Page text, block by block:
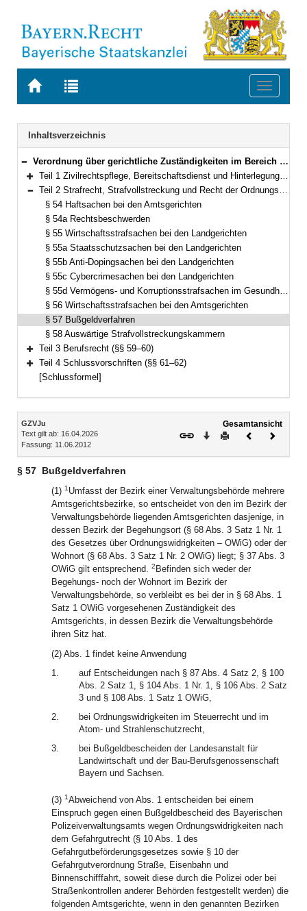
Zur
BAYERN.RECHT
Zur
letzten
Suche
Toggle
Navigation
Inhaltsverzeichnis
Bereich reduzieren
Verordnung über gerichtliche Zuständigkeiten im Bereich des Staatsministeriums der Justiz (Gerichtliche Zuständigkeitsverordnung Justiz – GZVJu) Vom 11. Juni 2012 (GVBl. S. 295) BayRS 300-3-1-J (§§ 1–62)
Bereich erweitern
Teil 1 Zivilrechtspflege, Bereitschaftsdienst und Hinterlegung (§§ 1–53)
Bereich reduzieren
Teil 2 Strafrecht, Strafvollstreckung und Recht der Ordnungswidrigkeiten (§§ 54–58)
§ 54 Haftsachen bei den Amtsgerichten
§ 54a Rechtsbeschwerden
§ 55 Wirtschaftsstrafsachen bei den Landgerichten
§ 55a Staatsschutzsachen bei den Landgerichten
§ 55b Anti-Dopingsachen bei den Landgerichten
§ 55c Cybercrimesachen bei den Landgerichten
§ 55d Vermögens- und Korruptionsstrafsachen im Gesundheitswesen bei den Landgerichten
§ 56 Wirtschaftsstrafsachen bei den Amtsgerichten
§ 57 Bußgeldverfahren
§ 58 Auswärtige Strafvollstreckungskammern
Bereich erweitern
Teil 3 Berufsrecht (§§ 59–60)
Bereich erweitern
Teil 4 Schlussvorschriften (§§ 61–62)
[Schlussformel]
Inhalt
GZVJu
Text gilt ab: 16.04.2026
Fassung: 11.06.2012
Gesamtansicht
Download
DruckenVorheriges
§ 57 Bußgeldverfahren
(1) 1Umfasst der Bezirk einer Verwaltungsbehörde mehrere
Amtsgerichtsbezirke, so entscheidet von den im Bezirk der
Verwaltungsbehörde liegenden Amtsgerichten dasjenige, in
dessen Bezirk der Begehungsort (§ 68 Abs. 3 Satz 1 Nr. 1
des Gesetzes über Ordnungswidrigkeiten – OWiG) oder der
Wohnort (§ 68 Abs. 3 Satz 1 Nr. 2 OWiG) liegt; § 37 Abs. 3
OWiG gilt entsprechend. 2 Befinden sich weder der
Begehungs- noch der Wohnort im Bezirk der
Verwaltungsbehörde, so verbleibt es bei der in § 68 Abs. 1
Satz 1 OWiG vorgesehenen Zuständigkeit des
Amtsgerichts, in dessen Bezirk die Verwaltungsbehörde
ihren Sitz hat.
(2) Abs. 1 findet keine Anwendung
1.
auf Entscheidungen nach § 87 Abs. 4 Satz 2, § 100
Abs. 2 Satz 1, § 104 Abs. 1 Nr. 1, § 106 Abs. 2 Satz
3 und § 108 Abs. 1 Satz 1 OWiG,
2.
bei Ordnungswidrigkeiten im Steuerrecht und im
Atom- und Strahlenschutzrecht,
3.
bei Bußgeldbescheiden der Landesanstalt für
Landwirtschaft und der Bau-Berufsgenossenschaft
Bayern und Sachsen.
(3) 1Abweichend von Abs. 1 entscheiden bei einem
Einspruch gegen einen Bußgeldbescheid des Bayerischen
Polizeiverwaltungsamts wegen Ordnungswidrigkeiten nach
dem Gefahrgutrecht (§ 10 Abs. 1 des
Gefahrgutbeförderungsgesetzes sowie § 10 der
Gefahrgutverordnung Straße, Eisenbahn und
Binnenschifffahrt, soweit diese durch die Polizei oder bei
Straßenkontrollen anderer Behörden festgestellt werden) die
folgenden Amtsgerichte, wenn in den genannten Bezirken